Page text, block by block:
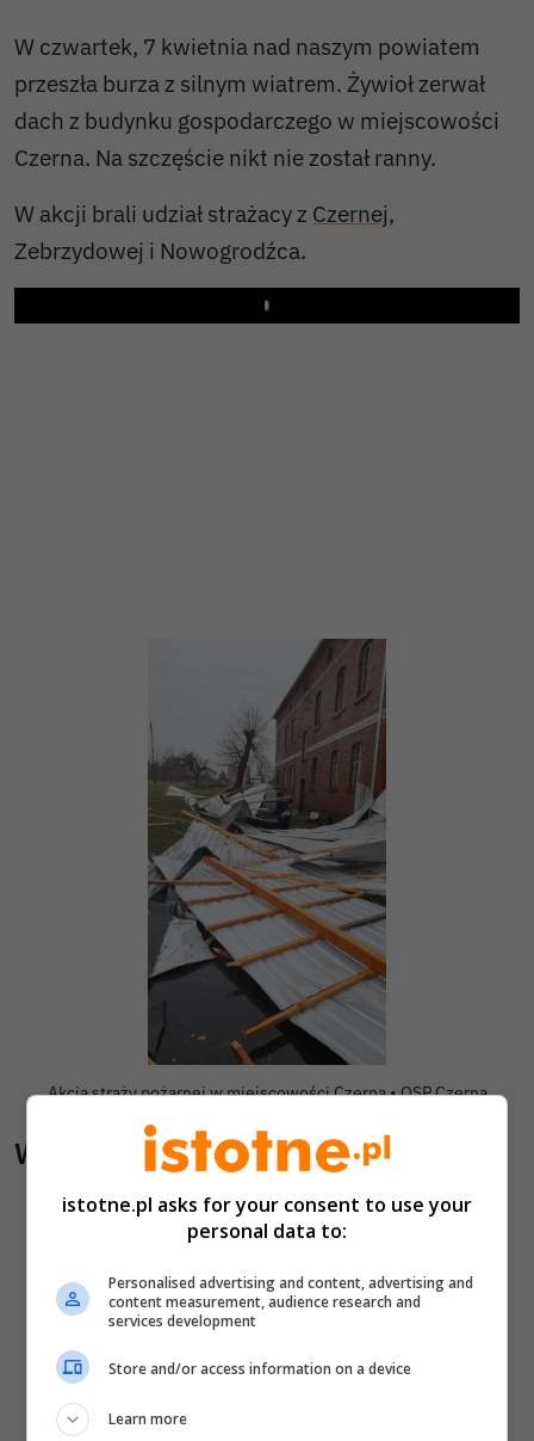
W czwartek, 7 kwietnia nad naszym powiatem
przeszła burza z silnym wiatrem. Żywioł zerwał
dach z budynku gospodarczego w miejscowości
Czerna. Na szczęście nikt nie został ranny.
W akcji brali udział strażacy z Czernej,
Zebrzydowej i Nowogrodźca.
Play
Akcja straży pożarnej w miejscowości Czerna •Autor zdjęcia:
OSP Czerna
Wiadomości pokrewne
Nocny pożar domu pod Bolesławcem.
Budynek z bali niemal doszczętnie spłonął
Kolizja na autostradzie A4. Dostawczak
zderzył się z samochodem osobowym
Policja wyróżniła strażaków z Warty
Bolesławieckiej. To efekt nocnej akcji, która
zakończyła się sukcesem
istotne.pl asks for your consent to use your
personal data to:
Personalised advertising and content, advertising and
content measurement, audience research and
services development
Store and/or access information on a device
Learn more